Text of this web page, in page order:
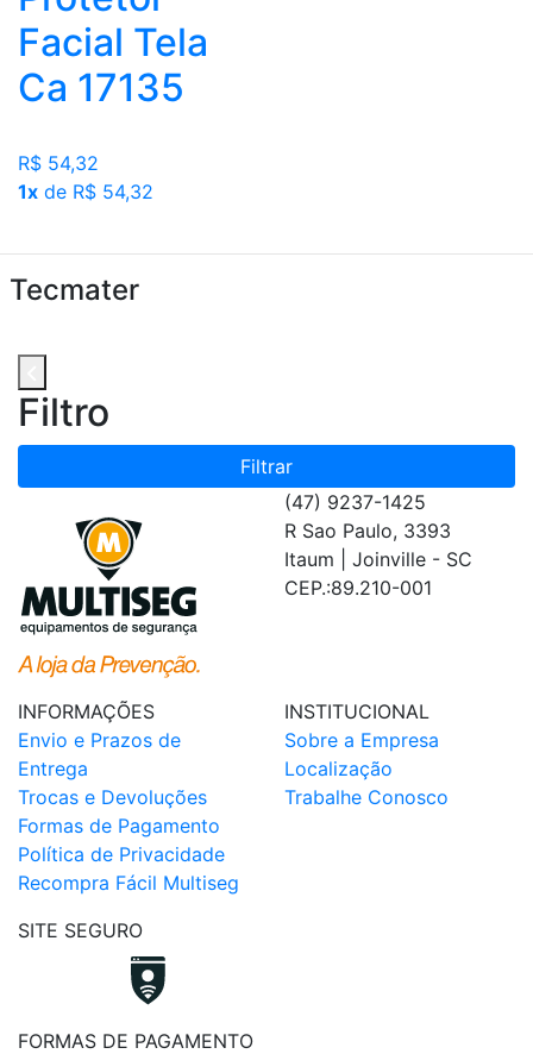
Facial Tela
Ca 17135
R$ 54,32
1x de R$ 54,32
Tecmater
Filtro
Filtrar
(47) 9237-1425
R Sao Paulo, 3393
Itaum | Joinville - SC
CEP.:89.210-001
INFORMAÇÕES
Envio e Prazos de
Entrega
Trocas e Devoluções
Formas de Pagamento
Política de Privacidade
Recompra Fácil Multiseg
INSTITUCIONAL
Sobre a Empresa
Localização
Trabalhe Conosco
SITE SEGURO
FORMAS DE PAGAMENTO